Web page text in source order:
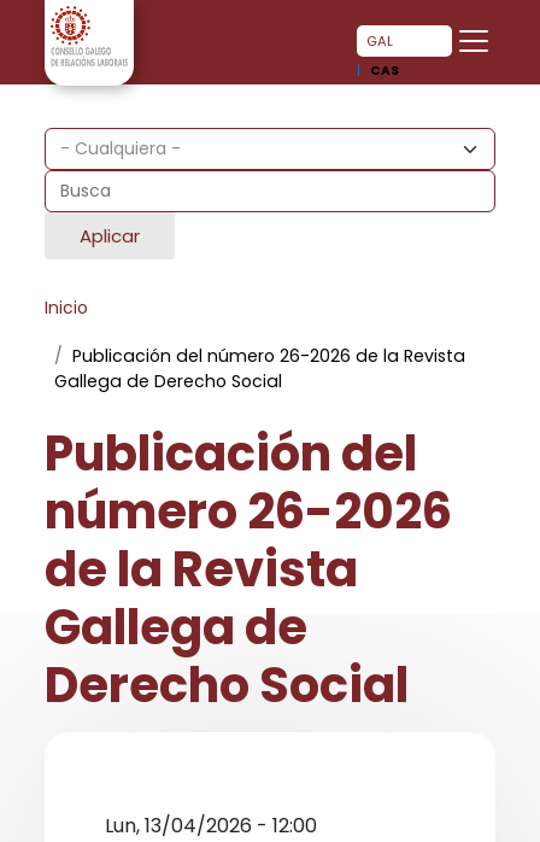
Pasar al contenido principal
GAL
CAS
Aplicar
Inicio
Publicación del número 26-2026 de la Revista
Gallega de Derecho Social
Publicación del
número 26-2026
de la Revista
Gallega de
Derecho Social
Lun, 13/04/2026 - 12:00